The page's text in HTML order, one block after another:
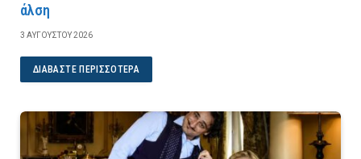
άλση
3 ΑΥΓΟΎΣΤΟΥ 2026
ΔΙΑΒΆΣΤΕ ΠΕΡΙΣΣΌΤΕΡΑ